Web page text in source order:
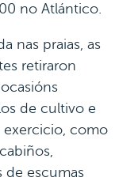
no Atlántico.
nas praias, as
retiraron
de cultivo e
exercicio, como
de escumas